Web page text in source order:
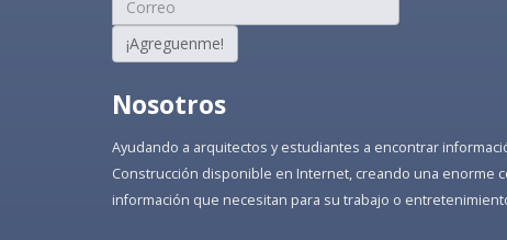
¡Agreguenme!
Nosotros
Ayudando a arquitectos y estudiantes a encontrar
Construcción disponible en Internet, creando una enorme
información que necesitan para su trabajo o